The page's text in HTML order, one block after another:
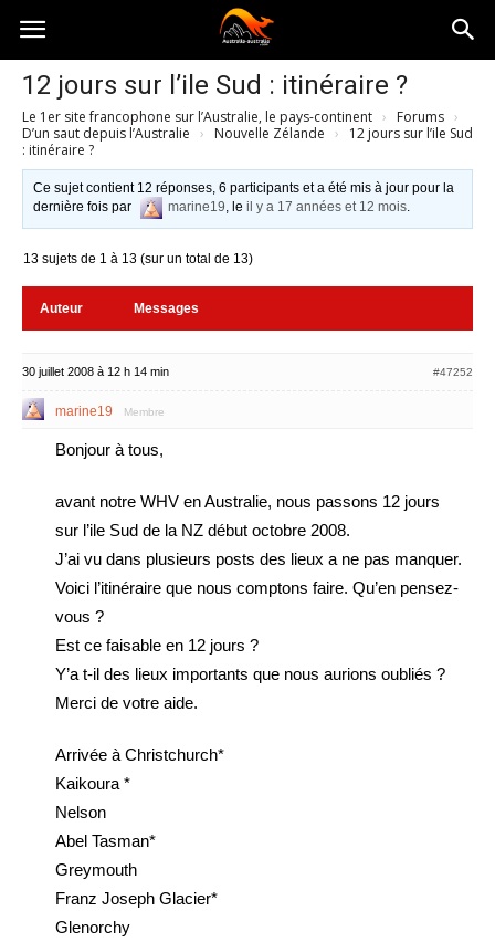
Australia-
australie.com
12 jours sur l’ile Sud : itinéraire ?
Le 1er site francophone sur l’Australie, le pays-continent › Forums ›
D’un saut depuis l’Australie › Nouvelle Zélande ›
12 jours sur l’ile Sud
: itinéraire ?
Ce sujet contient 12 réponses, 6 participants et a été mis à jour pour la
dernière fois par
marine19, leil y a 17 années et 12 mois.
13 sujets de 1 à 13 (sur un total de 13)
Auteur Messages
30 juillet 2008 à 12 h 14 min #47252
marine19 Membre
Bonjour à tous,
avant notre WHV en Australie, nous passons 12 jours
sur l’ile Sud de la NZ début octobre 2008.
J’ai vu dans plusieurs posts des lieux a ne pas manquer.
Voici l’itinéraire que nous comptons faire. Qu’en pensez-
vous ?
Est ce faisable en 12 jours ?
Y’a t-il des lieux importants que nous aurions oubliés ?
Merci de votre aide.
Arrivée à Christchurch*
Kaikoura *
Nelson
Abel Tasman*
Greymouth
Franz Joseph Glacier*
Glenorchy